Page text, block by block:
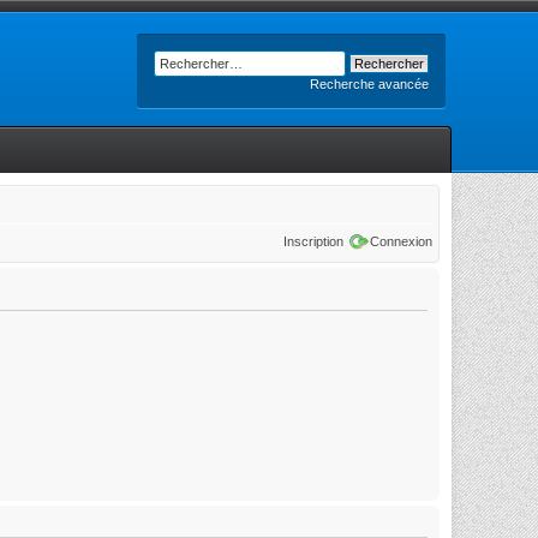
Recherche avancée
Inscription Connexion